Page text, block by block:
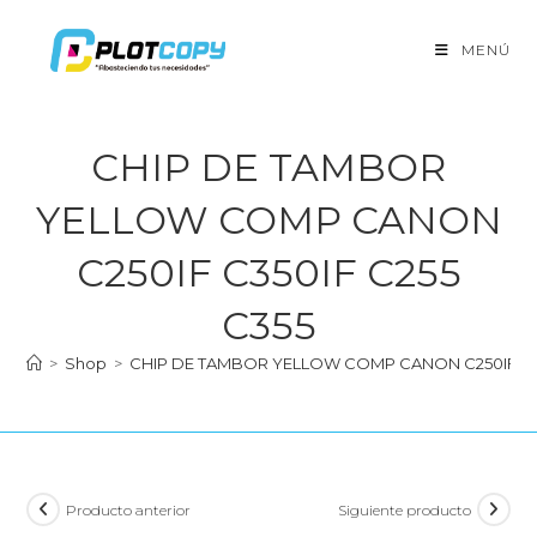
contenido
MENÚ
CHIP DE TAMBOR
YELLOW COMP CANON
C250IF C350IF C255
C355
> Shop > CHIP DE TAMBOR YELLOW COMP CANON C250IF
Producto anterior Siguiente producto